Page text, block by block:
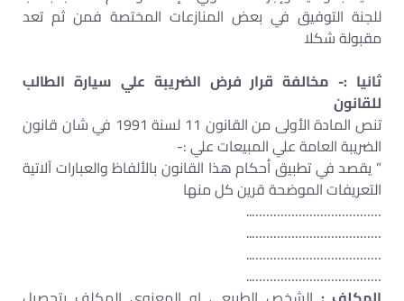
للجنة التوفيق في بعض المنازعات المختصة فمن ثم تعد
مقبولة شكلا
ثانيا :- مخالفة قرار فرض الضريبة علي سيارة الطالب
للقانون
تنص المادة الأولى من القانون 11 لسنة 1991 في شان قانون
الضريبة العامة علي المبيعات علي :-
” يقصد في تطبيق أحكام هذا القانون بالألفاظ والعبارات آلاتية
التعريفات الموضحة قرين كل منها
………………………………..
………………………………..
………………………………..
………………………………..